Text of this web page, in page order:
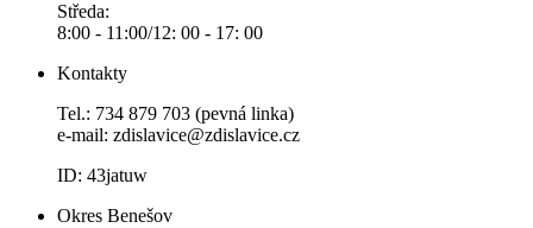
Středa:
8:00 - 11:00/12: 00 - 17: 00
Kontakty
Tel.: 734 879 703 (pevná linka)
e-mail: zdislavice@zdislavice.cz
ID: 43jatuw
Okres Benešov